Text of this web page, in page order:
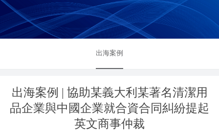
出海案例
出海案例 | 協助某義大利某著名清潔用
品企業與中國企業就合資合同糾紛提起
英文商事仲裁